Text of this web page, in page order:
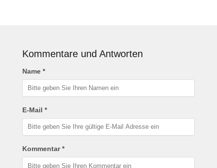
Kommentare und Antworten
Name *
E-Mail *
Kommentar *